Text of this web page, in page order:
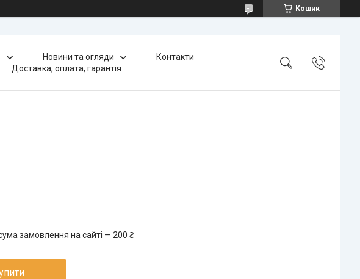
Кошик
Новини та огляди
Контакти
Доставка, оплата, гарантія
замовлення на сайті — 200 ₴